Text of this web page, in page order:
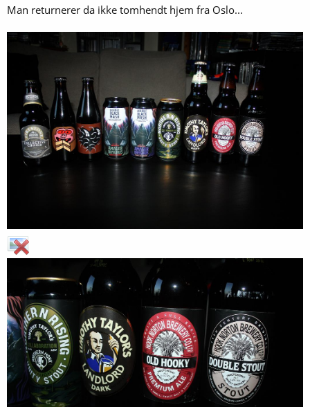
:
Man returnerer da ikke tomhendt hjem fra Oslo...